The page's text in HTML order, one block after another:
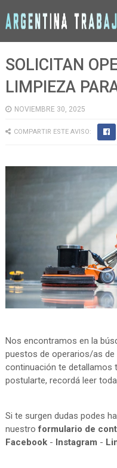
SOLICITAN
LIMPIEZA
NOVIEMBRE 30, 2025
COMPARTIR ESTE AVISO:
Nos encontramos en la
puestos de operarios/as de
continuación te
postularte, recordá leer
Si te surgen dudas podes
nuestroformulario de
Facebook- Instagram -